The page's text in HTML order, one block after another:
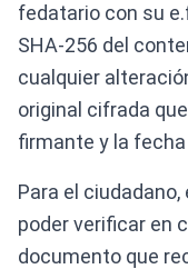
fedatario con su
SHA-256 del
cualquier
original cifrada que
firmante y la
Para el
poder verificar en
documento que